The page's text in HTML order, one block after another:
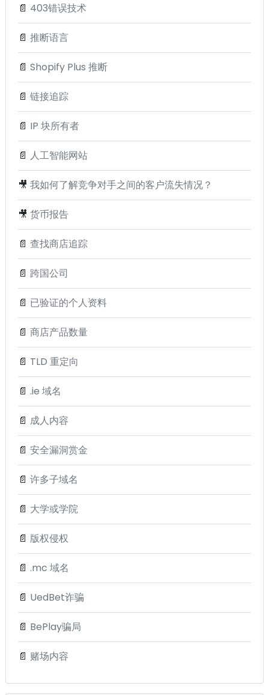
📄 403错误技术
📄 推断语言
📄 Shopify Plus 推断
📄 链接追踪
📄 IP 块所有者
📄 人工智能网站
🎥 我如何了解竞争对手之间的客户流失情况？
🎥 货币报告
📄 查找商店追踪
📄 跨国公司
📄 已验证的个人资料
📄 商店产品数量
📄 TLD 重定向
📄 .ie 域名
📄 成人内容
📄 安全漏洞赏金
📄 许多子域名
📄 大学或学院
📄 版权侵权
📄 .mc 域名
📄 UedBet诈骗
📄 BePlay骗局
📄 赌场内容